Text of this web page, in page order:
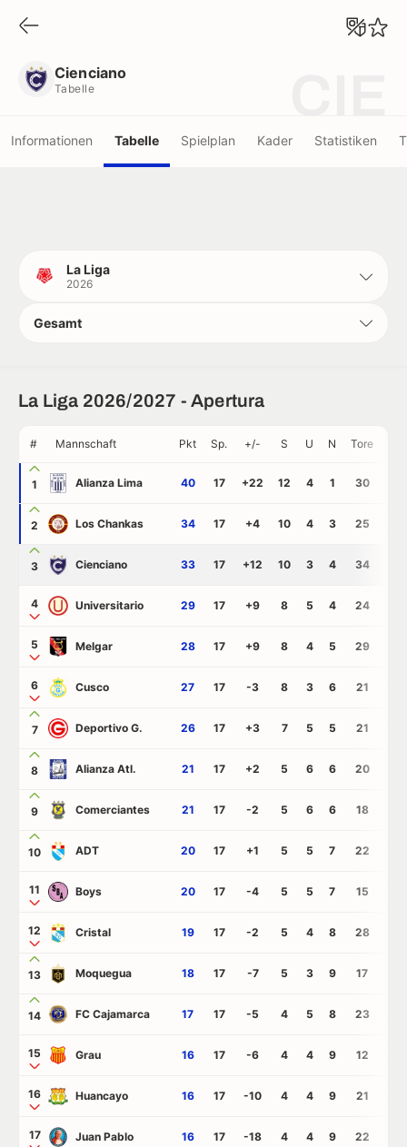
Cienciano
Tabelle
Informationen Tabelle Spielplan Kader Statistiken
La Liga
2026
Gesamt
La Liga 2026/2027 - Apertura
# Mannschaft Pkt Sp. +/- S U N Tore
1 Alianza Lima 40 17 +22 12 4 1 30
2 Los Chankas 34 17 +4 10 4 3 25
3 Cienciano 33 17 +12 10 3 4 34
4 Universitario 29 17 +9 8 5 4 24
5 Melgar 28 17 +9 8 4 5 29
6 Cusco 27 17 -3 8 3 6 21
7 Deportivo G. 26 17 +3 7 5 5 21
8 Alianza Atl. 21 17 +2 5 6 6 20
9 Comerciantes 21 17 -2 5 6 6 18
10 ADT 20 17 +1 5 5 7 22
11 Boys 20 17 -4 5 5 7 15
12 Cristal 19 17 -2 5 4 8 28
13 Moquegua 18 17 -7 5 3 9 17
14 FC Cajamarca 17 17 -5 4 5 8 23
15 Grau 16 17 -6 4 4 9 12
16 Huancayo 16 17 -10 4 4 9 21
17 Juan Pablo 16 17 -18 4 4 9 22